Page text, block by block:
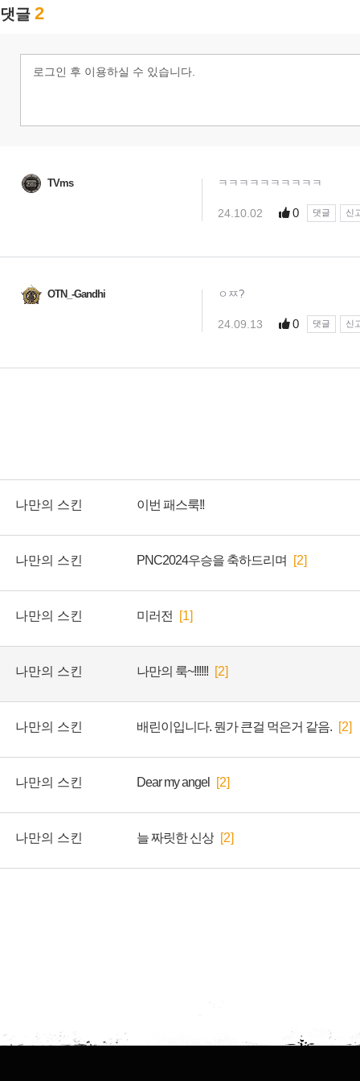
나만의 스킨 이번 패스룩!!
나만의 스킨 PNC2024우승을 축하드리며 [2]
나만의 스킨 미러전 [1]
나만의 스킨 나만의 룩~!!!!!! [2]
나만의 스킨 배린이입니다. 뭔가 큰걸 먹은거 같음. [2]
나만의 스킨 Dear my angel [2]
나만의 스킨 늘 짜릿한 신상 [2]